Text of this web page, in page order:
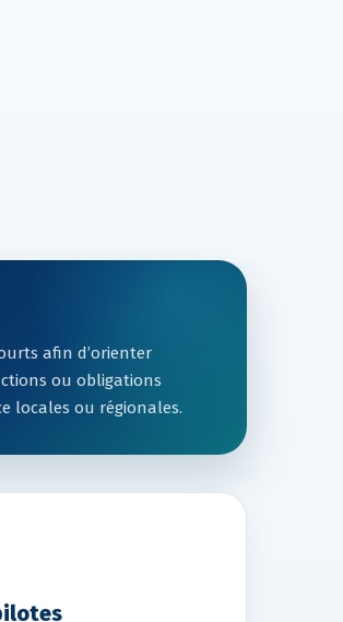
afin d’orienter
ou obligations
locales ou régionales.